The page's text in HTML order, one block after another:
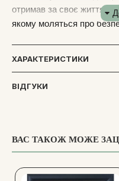
отримав за своє життя
якому моляться про
ХАРАКТЕРИСТИКИ
ВІДГУКИ
ВАС ТАКОЖ МОЖЕ